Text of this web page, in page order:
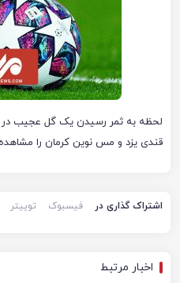
لحظه به ثمر رسیدن یک گل عجیب در
قندی یزد و مس نوین کرمان را
اشتراک گذاری در فیسبوک توییتر
اخبار مرتبط